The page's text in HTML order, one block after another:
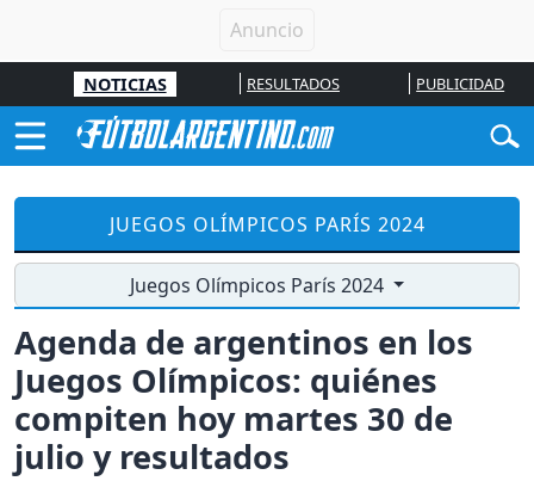
NOTICIAS RESULTADOS PUBLICIDAD
JUEGOS OLÍMPICOS PARÍS 2024
Juegos Olímpicos París 2024
Agenda de argentinos en los
Juegos Olímpicos: quiénes
compiten hoy martes 30 de
julio y resultados